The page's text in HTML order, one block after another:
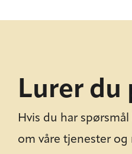
Lurer du
Hvis du har
om våre tjenester